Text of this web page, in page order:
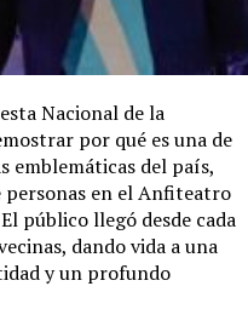
Nacional de la
por qué es una de
emblemáticas del país,
personas en el Anfiteatro
público llegó desde cada
dando vida a una
y un profundo